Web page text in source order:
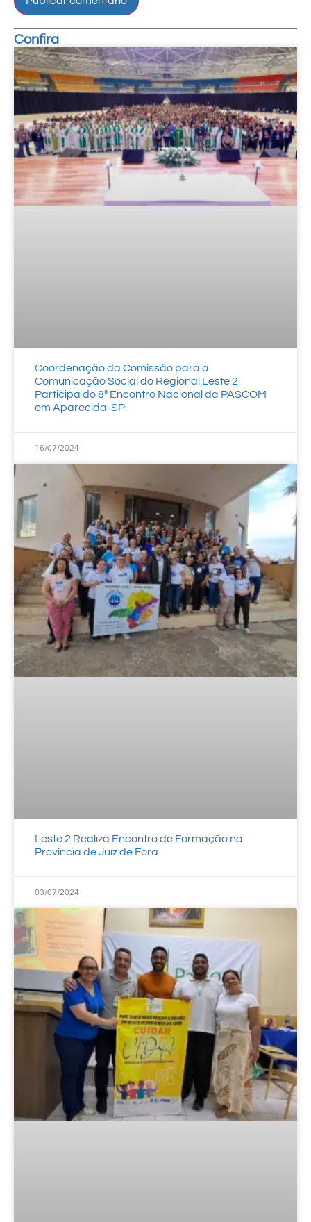
Confira
Coordenação da Comissão para a
Comunicação Social do Regional Leste 2
Participa do 8º Encontro Nacional da PASCOM
em Aparecida-SP
16/07/2024
Leste 2 Realiza Encontro de Formação na
Província de Juiz de Fora
03/07/2024